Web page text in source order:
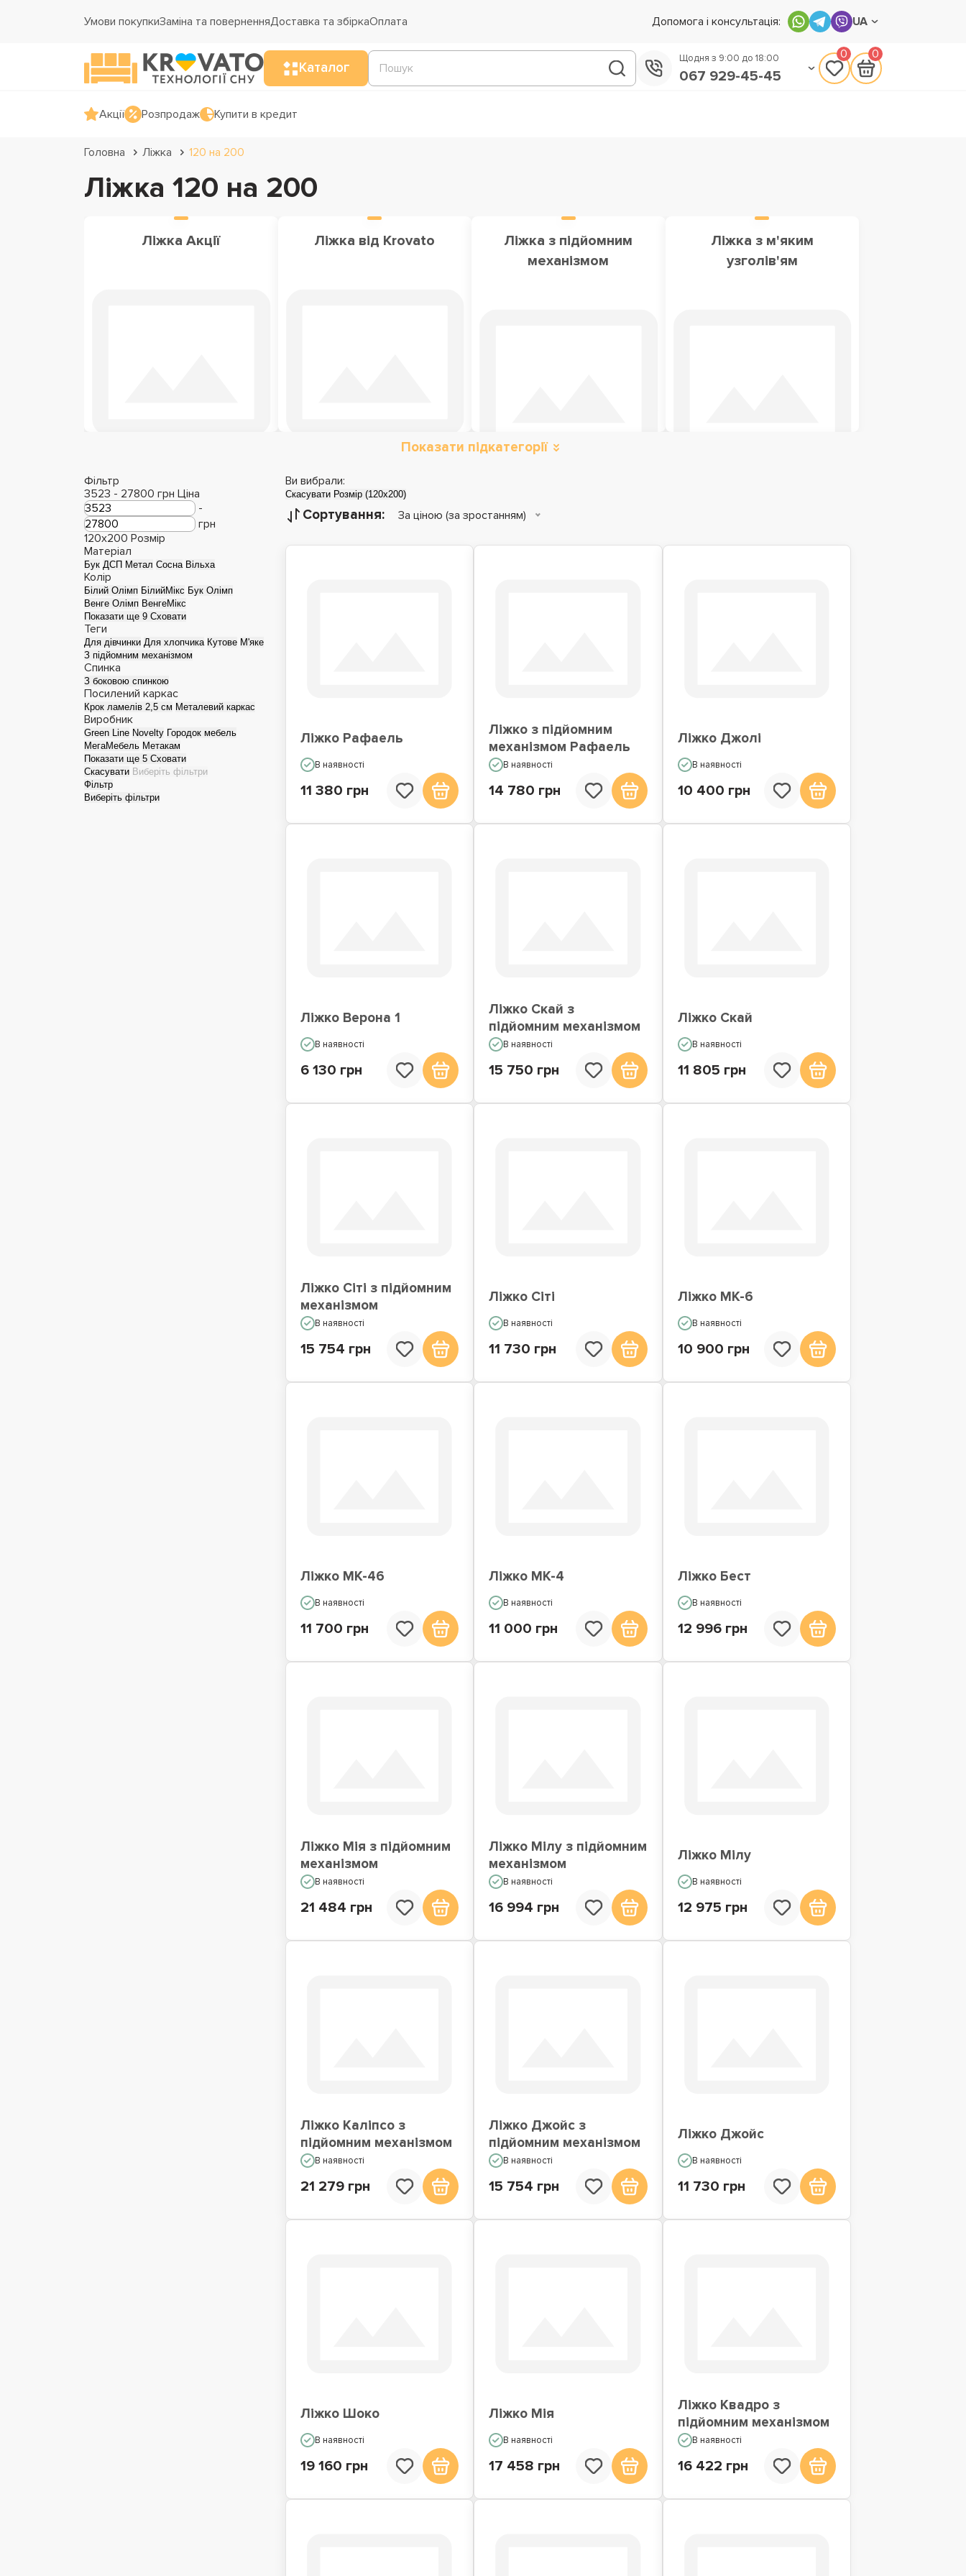
Умови покупкиЗаміна та поверненняДоставка та збіркаОплата Допомога і консультація: UA
Каталог
Щодня з 9:00 до 18:00
067 929-45-45
0 0
Акції Розпродаж Купити в кредит
Головна Ліжка 120 на 200
Ліжка 120 на 200
Ліжка Акції Ліжка від Krovato
Ліжка з підйомним
механізмом
Ліжка з м'яким
узголів'ям
Металеві ліжка Дитячі ліжка
Односпальні ліжка
Показати підкатегорії
Фільтр
3523 - 27800 грн Ціна
-
грн
120x200 Розмір
Матеріал
Бук ДСП Метал Сосна Вільха
Колір
Білий Олімп БілийМікс Бук Олімп
Венге Олімп ВенгеМікс
Показати ще 9 Сховати
Теги
Для дівчинки Для хлопчика Кутове М'яке
З підйомним механізмом
Спинка
З боковою спинкою
Посилений каркас
Крок ламелів 2,5 см Металевий каркас
Виробник
Green Line Novelty Городок мебель
МегаМебель Метакам
Показати ще 5 Сховати
Скасувати Виберіть фільтри
Фільтр
Виберіть фільтри
Ви вибрали:
Скасувати Розмір (120x200)
Сортування: За ціною (за зростанням)
Ліжко Рафаель
В наявності
11 380 грн
Ліжко з підйомним
механізмом Рафаель
В наявності
14 780 грн
Ліжко Джолі
В наявності
10 400 грн
Ліжко Верона 1
В наявності
6 130 грн
Ліжко Скай з
підйомним механізмом
В наявності
15 750 грн
Ліжко Скай
В наявності
11 805 грн
Ліжко Сіті з підйомним
механізмом
В наявності
15 754 грн
Ліжко Сіті
В наявності
11 730 грн
Ліжко МК-6
В наявності
10 900 грн
Ліжко МК-46
В наявності
11 700 грн
Ліжко МК-4
В наявності
11 000 грн
Ліжко Бест
В наявності
12 996 грн
Ліжко Мія з підйомним
механізмом
В наявності
21 484 грн
Ліжко Мілу з підйомним
механізмом
В наявності
16 994 грн
Ліжко Мілу
В наявності
12 975 грн
Ліжко Каліпсо з
підйомним механізмом
В наявності
21 279 грн
Ліжко Джойс з
підйомним механізмом
В наявності
15 754 грн
Ліжко Джойс
В наявності
11 730 грн
Ліжко Шоко
В наявності
19 160 грн
Ліжко Мія
В наявності
17 458 грн
Ліжко Квадро з
підйомним механізмом
В наявності
16 422 грн